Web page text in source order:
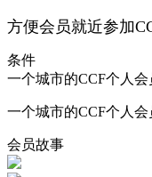
方便会员就近参加
条件
一个城市的CCF个人会
一个城市的CCF个人会
会员故事